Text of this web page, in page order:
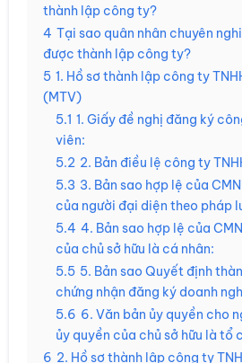
thành lập công ty?
4 Tại sao quân nhân chuyên
được thành lập công ty?
5 1. Hồ sơ thành lập công ty
(MTV)
5.1 1. Giấy đề nghị đăng ký
viên:
5.2 2. Bản điều lệ công ty
5.3 3. Bản sao hợp lệ của
của người đại diện theo pháp
5.4 4. Bản sao hợp lệ của
của chủ sở hữu là cá nhân:
5.5 5. Bản sao Quyết định
chứng nhận đăng ký doanh
5.6 6. Văn bản ủy quyền cho
ủy quyền của chủ sở hữu là tổ
6 2. Hồ sơ thành lập công ty